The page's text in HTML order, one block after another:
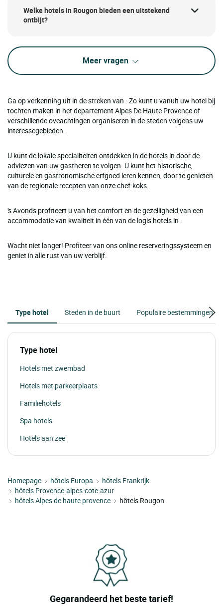
Welke hotels in Rougon bieden een uitstekend
ontbijt?
Meer vragen
Ga op verkenning uit in de streken van . Zo kunt u vanuit uw hotel bij
tochten maken in het departement Alpes De Haute Provence of
verschillende oveachtingen organiseren in de steden volgens uw
interessegebieden.
U kunt de lokale specialiteiten ontdekken in de hotels in door de
adviezen van uw gastheren te volgen. U kunt het historische,
culturele en gastronomische erfgoed leren kennen, door te genieten
van de regionale recepten van onze chef-koks.
's Avonds profiteert u van het comfort en de gezelligheid van een
accommodatie van kwaliteit in één van de logis hotels in .
Wacht niet langer! Profiteer van ons online reserveringssysteem en
geniet in alle rust van uw verblijf.
Type hotel Steden in de buurt Populaire bestemmingen
Type hotel
Hotels met zwembad
Hotels met parkeerplaats
Familiehotels
Spa hotels
Hotels aan zee
Homepage hôtels Europa
hôtels Frankrijk
hôtels Provence-alpes-cote-azur
hôtels Alpes de haute provence
hôtels Rougon
Gegarandeerd het beste tarief!